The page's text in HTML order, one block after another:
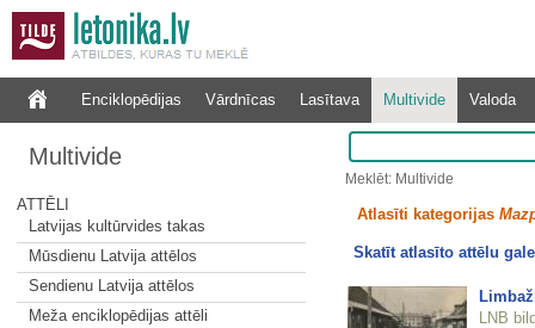
Enciklopēdijas Vārdnīcas Lasītava Multivide Valoda
Multivide
ATTĒLI
Latvijas kultūrvides takas
Mūsdienu Latvija attēlos
Sendienu Latvija attēlos
Meža enciklopēdijas attēli
Meklēt: Multivide
Atlasīti kategorijas
Skatīt atlasīto attēlu
LNB